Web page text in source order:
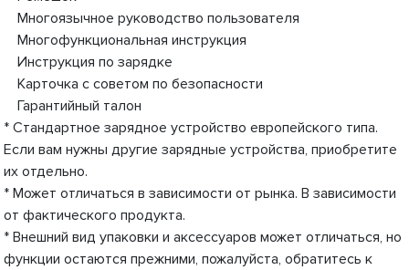
Многоязычное руководство пользователя
Многофункциональная инструкция
Инструкция по зарядке
Карточка с советом по безопасности
Гарантийный талон
* Стандартное зарядное устройство европейского типа.
Если вам нужны другие зарядные устройства, приобретите
их отдельно.
* Может отличаться в зависимости от рынка. В зависимости
от фактического продукта.
* Внешний вид упаковки и аксессуаров может отличаться, но
функции остаются прежними, пожалуйста, обратитесь к